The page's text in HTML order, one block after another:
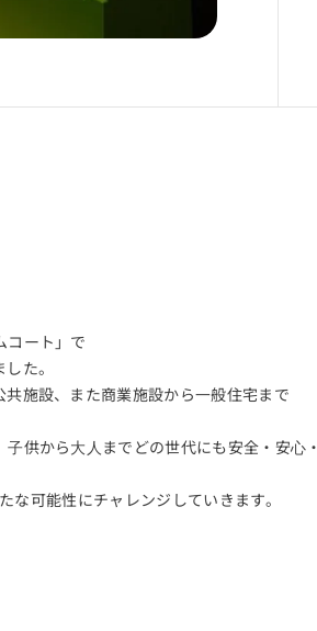
コート」で
た。
施設、また商業施設から⼀般住宅まで
供から⼤⼈までどの世代にも安全・安⼼・
可能性にチャレンジしていきます。